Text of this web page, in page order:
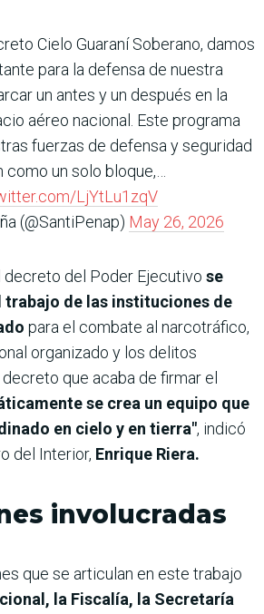
Cielo Guaraní Soberano, damos
para la defensa de nuestra
un antes y un después en la
aéreo nacional. Este programa
fuerzas de defensa y seguridad
como un solo bloque,…
LjYtLu1zqV
(@SantiPenap) May 26, 2026
decreto del Poder Ejecutivo se
trabajo de las instituciones de
para el combate al narcotráfico,
organizado y los delitos
que acaba de firmar el
se crea un equipo que
en cielo y en tierra", indicó
del Interior, Enrique Riera.
involucradas
que se articulan en este trabajo
la Fiscalía, la Secretaría